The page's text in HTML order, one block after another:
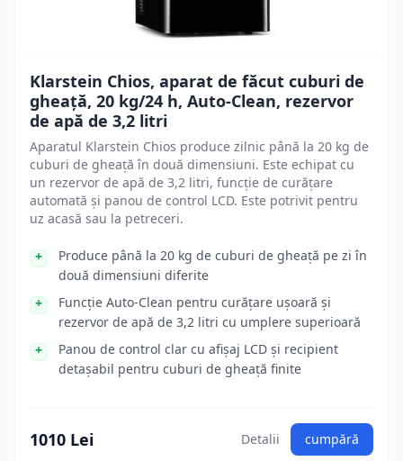
Klarstein Chios, aparat de făcut cuburi de
gheață, 20 kg/24 h, Auto-Clean, rezervor
de apă de 3,2 litri
Aparatul Klarstein Chios produce zilnic până la 20 kg de
cuburi de gheață în două dimensiuni. Este echipat cu
un rezervor de apă de 3,2 litri, funcție de curățare
automată și panou de control LCD. Este potrivit pentru
uz acasă sau la petreceri.
Produce până la 20 kg de cuburi de gheață pe zi în
două dimensiuni diferite
Funcție Auto-Clean pentru curățare ușoară și
rezervor de apă de 3,2 litri cu umplere superioară
Panou de control clar cu afișaj LCD și recipient
detașabil pentru cuburi de gheață finite
1010 Lei Detalii cumpără